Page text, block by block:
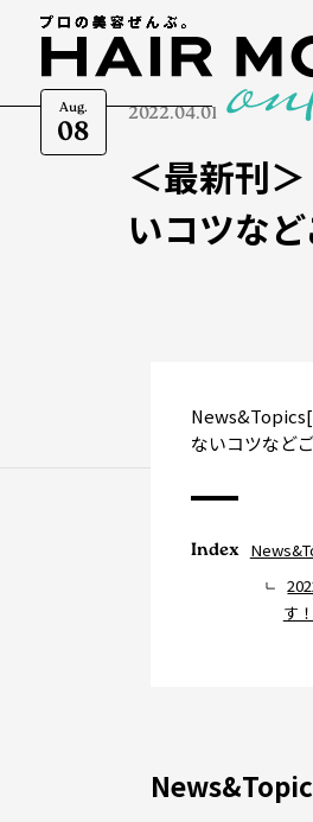
Aug.
08
2022.04.01
＜最新刊
いコツな
ないコツなど
Index
す！